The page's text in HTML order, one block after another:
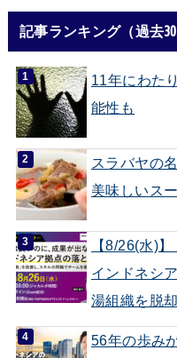
記事ランキング（過去30
11年にわた
能性も
スラバヤの
美味しいス
【8/26(水)
インドネシ
湯組織を脱
56年の歩み